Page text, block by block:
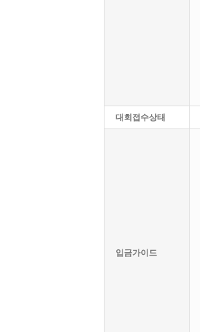
대회접수상태
입금가이드